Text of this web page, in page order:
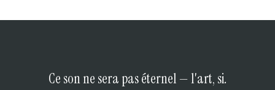
Ce son ne sera pas éternel — l'art, si.